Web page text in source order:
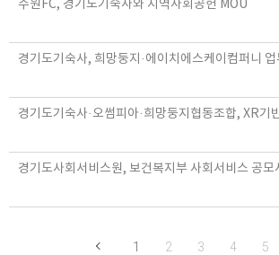
수원FC, 경기도기숙사와 지역사회공헌 MOU
1 2 3 4 5